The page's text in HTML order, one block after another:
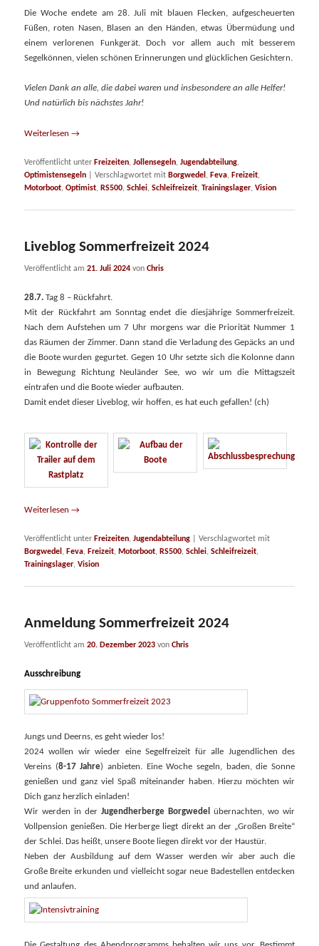
Die Woche endete am 28. Juli mit blauen Flecken, aufgescheuerten
Füßen, roten Nasen, Blasen an den Händen, etwas Übermüdung und
einem verlorenen Funkgerät. Doch vor allem auch mit besserem
Segelkönnen, vielen schönen Erinnerungen und glücklichen Gesichtern.
Vielen Dank an alle, die dabei waren und insbesondere an alle Helfer!
Und natürlich bis nächstes Jahr!
Weiterlesen→
Veröffentlicht unter Freizeiten,Jollensegeln,Jugendabteilung,
Optimistensegeln
|Verschlagwortet mit Borgwedel , Feva, Freizeit,
Motorboot,Optimist, RS500,Schlei,Schleifreizeit,Trainingslager,Vision
Liveblog Sommerfreizeit 2024
Veröffentlicht am21. Juli 2024 vonChris
28.7. Tag 8 – Rückfahrt.
Mit der Rückfahrt am Sonntag endet die diesjährige Sommerfreizeit.
Nach dem Aufstehen um 7 Uhr morgens war die Priorität Nummer 1
das Räumen der Zimmer. Dann stand die Verladung des Gepäcks an und
die Boote wurden gegurtet. Gegen 10 Uhr setzte sich die Kolonne dann
in Bewegung Richtung Neuländer See, wo wir um die Mittagszeit
eintrafen und die Boote wieder aufbauten.
Damit endet dieser Liveblog, wir hoffen, es hat euch gefallen! (ch)
Weiterlesen→
Veröffentlicht unter Freizeiten,Jugendabteilung |Verschlagwortet mit
Borgwedel , Feva, Freizeit, Motorboot, RS500,Schlei,Schleifreizeit,
Trainingslager,Vision
Anmeldung Sommerfreizeit 2024
Veröffentlicht am20. Dezember 2023 vonChris
Ausschreibung
Jungs und Deerns, es geht wieder los!
2024 wollen wir wieder eine Segelfreizeit für alle Jugendlichen des
Vereins (8-17 Jahre) anbieten. Eine Woche segeln, baden, die Sonne
genießen und ganz viel Spaß mit­einander haben. Hierzu möchten wir
Dich ganz herzlich einladen!
Wir werden in der Jugendherberge Borgwedel
über­nachten, wo wir
Vollpension genießen. Die Herberge liegt direkt an der „Großen Breite“
der Schlei. Das heißt, unsere Boote liegen direkt vor der Haustür.
Neben der Ausbildung auf dem Wasser werden wir aber auch die
Große Breite erkunden und vielleicht sogar neue Badestellen entdecken
und anlaufen.